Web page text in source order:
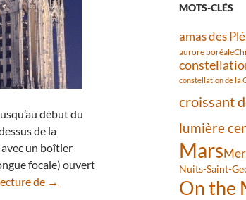
début du
de la
un boîtier
focale) ouvert
de La planète Vénus au-dessus de la
→
MOTS-CLÉS
amas des
aurore boréale
constellation de la
croissant
lumière
Mars
Nuits-Saint-
On the